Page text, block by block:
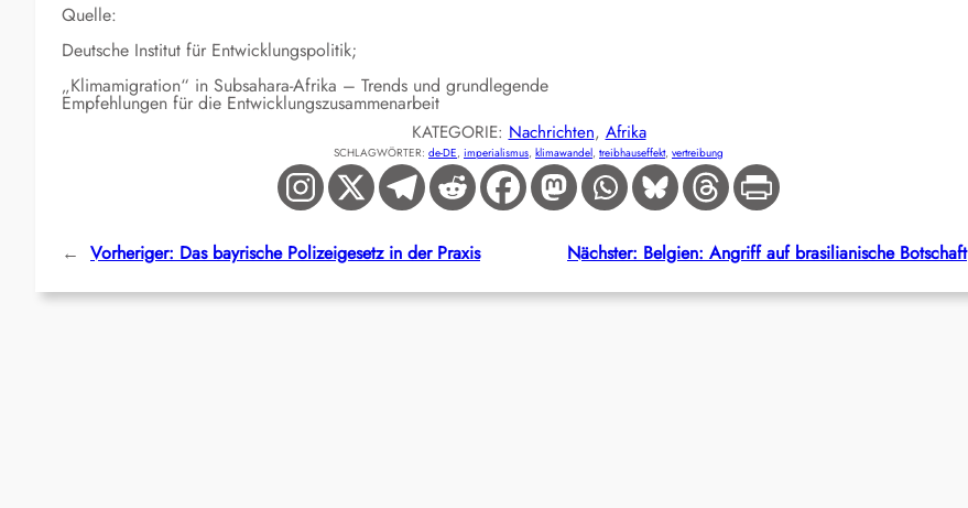
Quelle:
Deutsche Institut für Entwicklungspolitik;
„Klimamigration“ in Subsahara-Afrika – Trends und grundlegende
Empfehlungen für die Entwicklungszusammenarbeit
KATEGORIE: Nachrichten, Afrika
SCHLAGWÖRTER: de-DE, imperialismus, klimawandel, treibhauseffekt, vertreibung
← Vorheriger: Das bayrische Polizeigesetz in der Praxis Nächster: Belgien: Angriff auf brasilianische Botschaft